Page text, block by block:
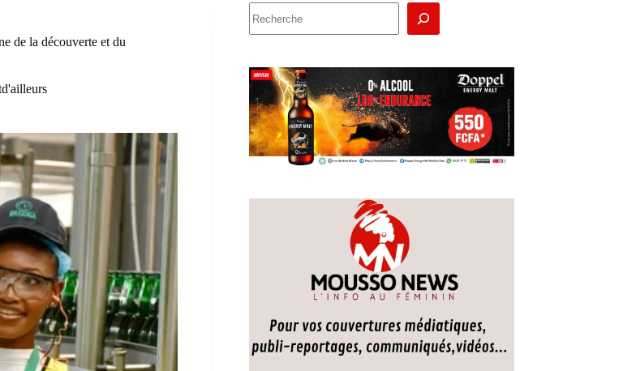
de la découverte et du